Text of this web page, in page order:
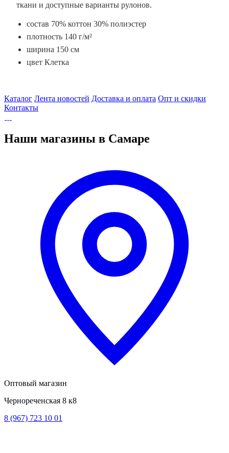
ткани и доступные варианты рулонов.
состав 70% коттон 30% полиэстер
плотность 140 г/м²
ширина 150 см
цвет Клетка
Каталог Лента новостей Доставка и оплата Опт и скидки
Контакты
Наши магазины в Самаре
Оптовый магазин
Чернореченская 8 к8
8 (967) 723 10 01